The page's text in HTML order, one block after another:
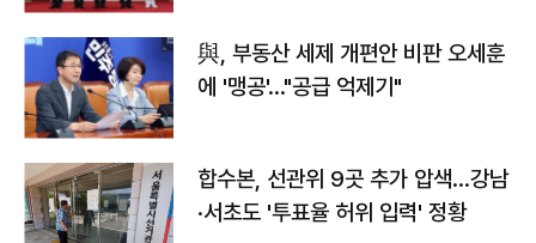
與, 부동산 세제 개편안 비판 오세훈
에 '맹공'…"공급 억제기"
합수본, 선관위 9곳 추가 압색…강남
·서초도 '투표율 허위 입력' 정황